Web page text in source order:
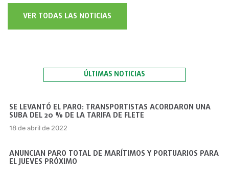
VER TODAS LAS NOTICIAS
ÚLTIMAS NOTICIAS
SE LEVANTÓ EL PARO: TRANSPORTISTAS ACORDARON UNA
SUBA DEL 20 % DE LA TARIFA DE FLETE
18 de abril de 2022
ANUNCIAN PARO TOTAL DE MARÍTIMOS Y PORTUARIOS PARA
EL JUEVES PRÓXIMO